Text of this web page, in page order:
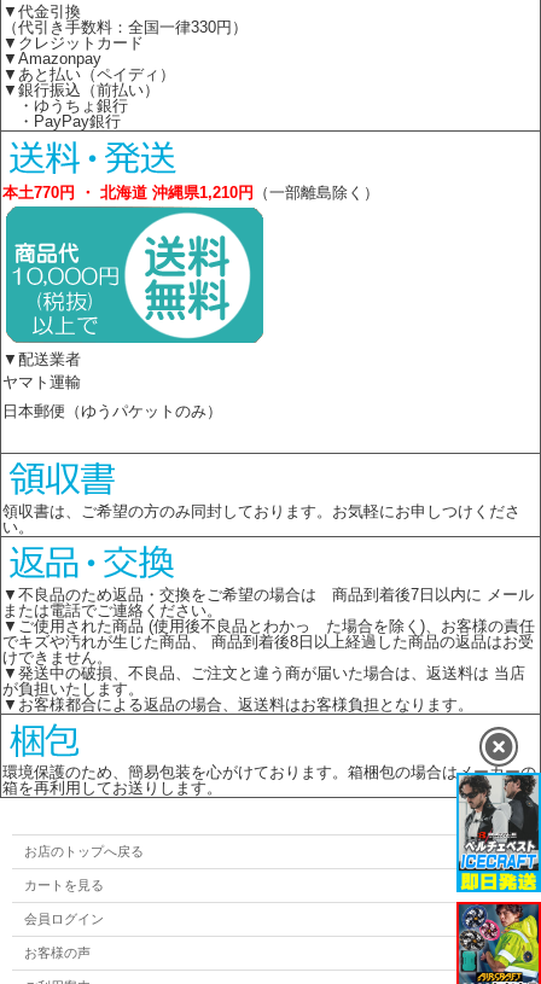
▼代金引換
（代引き手数料：全国一律330円）
▼クレジットカード
▼Amazonpay
▼あと払い（ペイディ）
▼銀行振込（前払い）
・ゆうちょ銀行
・PayPay銀行
本土770円 ・ 北海道 沖縄県1,210円 （一部離島除く）
▼配送業者
ヤマト運輸
日本郵便（ゆうパケットのみ）
領収書は、ご希望の方のみ同封しております。お気軽にお申しつけくださ
い。
▼不良品のため返品・交換をご希望の場合は 商品到着後7日以内に メール
または電話でご連絡ください。
▼ご使用された商品 (使用後不良品とわかっ た場合を除く)、お客様の責任
でキズや汚れが生じた商品、 商品到着後8日以上経過した商品の返品はお受
けできません。
▼発送中の破損、不良品、ご注文と違う商が届いた場合は、返送料は 当店
が負担いたします。
▼お客様都合による返品の場合、返送料はお客様負担となります。
環境保護のため、簡易包装を心がけております。箱梱包の場合はメーカーの
箱を再利用してお送りします。
お店のトップへ戻る
カートを見る
会員ログイン
お客様の声